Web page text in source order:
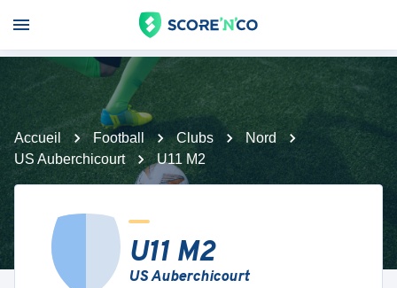
Accueil Football Clubs
Nord
US Auberchicourt
U11 M2
U11 M2
US Auberchicourt